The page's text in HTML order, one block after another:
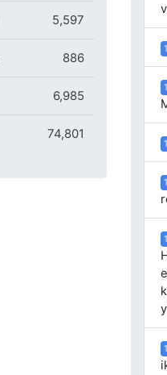
5,597
886
6,985
74,801